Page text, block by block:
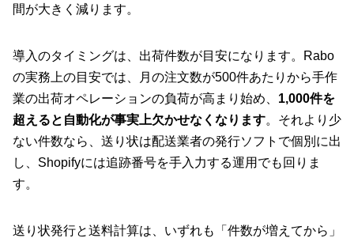
間が大きく減ります。
導入のタイミングは、出荷件数が目安になります。Rabo
の実務上の目安では、月の注文数が500件あたりから手作
業の出荷オペレーションの負荷が高まり始め、 1,000件を
超えると自動化が事実上欠かせなくなります。それより少
ない件数なら、送り状は配送業者の発行ソフトで個別に出
し、Shopifyには追跡番号を手入力する運用でも回りま
す。
送り状発行と送料計算は、いずれも「件数が増えてから」